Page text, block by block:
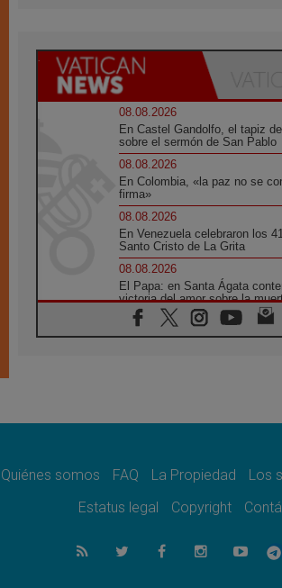
08.08.2026
En Castel Gandolfo, el tapiz
sobre el sermón de San Pablo
08.08.2026
En Colombia, «la paz no se
firma»
08.08.2026
En Venezuela celebraron los
Santo Cristo de La Grita
08.08.2026
El Papa: en Santa Ágata
victoria del amor sobre la
08.08.2026
León XIV visitará el Santuario
07.08.2026
07.08.2026
el compromiso del cristiano"
La matanza de niños en Gaza
muertos en 300 días
Quiénes somos FAQ La Propiedad Los
Estatus legal
Copyright